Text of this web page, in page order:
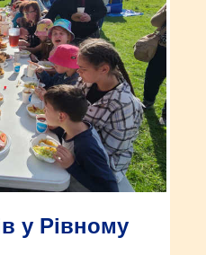
у Рівному